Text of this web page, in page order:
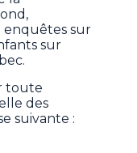
enquêtes sur
sur
toute
des
suivante :